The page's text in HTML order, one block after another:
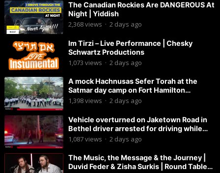
The Canadian Rockies Are DANGEROUS At
Night | Yiddish
2,368views · 2 days ago
Im Tirzi – Live Performance | Chesky
Schwartz Productions
1,073 views · 2 days ago
A mock Hachnusas Sefer Torah at the
Satmar day camp on Fort Hamilton
Parkway.
1,398views · 2 days ago
Vehicle overturned on Jaketown Road in
Bethel driver arrested for driving while
intoxicated.
1,087views · 2 days ago
The Music, the Message & the Journey |
Duvid Feder & Zisha Surkis | Round Table